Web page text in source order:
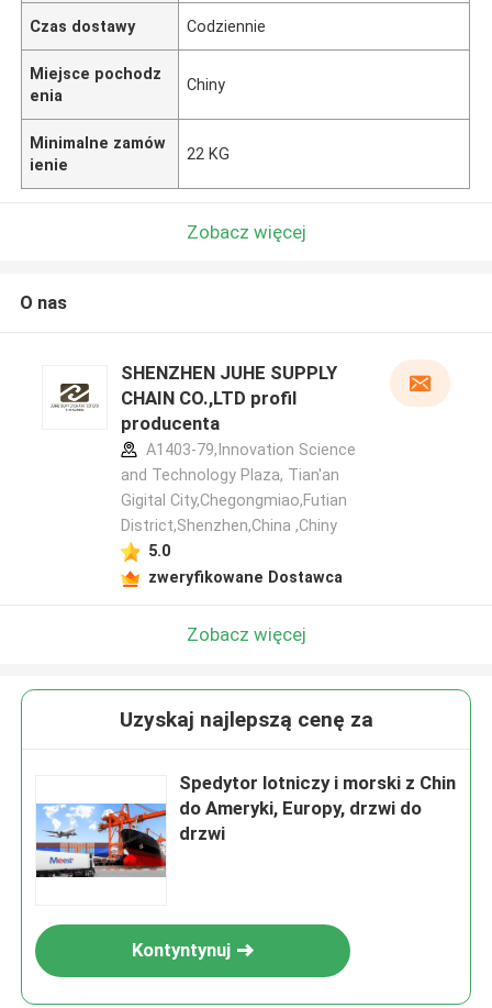
Czas dostawy Codziennie
Miejsce pochodz
enia
Chiny
Minimalne zamów
ienie
22 KG
Zobacz więcej
O nas
SHENZHEN JUHE SUPPLY
CHAIN CO.,LTD profil
producenta
A1403-79,Innovation Science
and Technology Plaza, Tian'an
Gigital City,Chegongmiao,Futian
District,Shenzhen,China ,Chiny
5.0
zweryfikowane Dostawca
Zobacz więcej
Uzyskaj najlepszą cenę za
Spedytor lotniczy i morski z Chin
do Ameryki, Europy, drzwi do
drzwi
Kontyntynuj